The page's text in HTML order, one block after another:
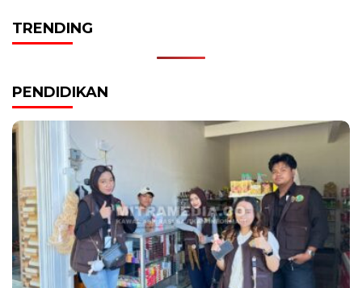
TRENDING
PENDIDIKAN